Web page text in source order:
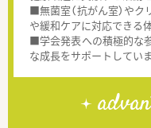
■無菌室（抗がん室）や
や緩和ケアに対応できる
■学会発表への積極的な
な成長をサポートしていま